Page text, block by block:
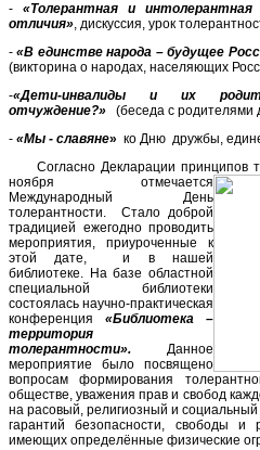
- «Толерантная и
отличия», дискуссия, урок
-«В единстве народа – будущее
(викторина о народах, населяющих
-«Дети-инвалиды и их
отчуждение?» (беседа с родителями
- «Мы - славяне» ко Дню дружбы,
Согласно Декларации принципов
ноября отмечается
Международный День
толерантности. Стало доброй
традицией ежегодно проводить
мероприятия, приуроченные к
этой дате, и в нашей
библиотеке. На базе областной
специальной библиотеки
состоялась научно-практическая
конференция «Библиотека –
территория
толерантности». Данное
мероприятие было посвящено
вопросам формирования
обществе, уважения прав и свобод
на расовый, религиозный и
гарантий безопасности, свободы и
имеющих определённые физические